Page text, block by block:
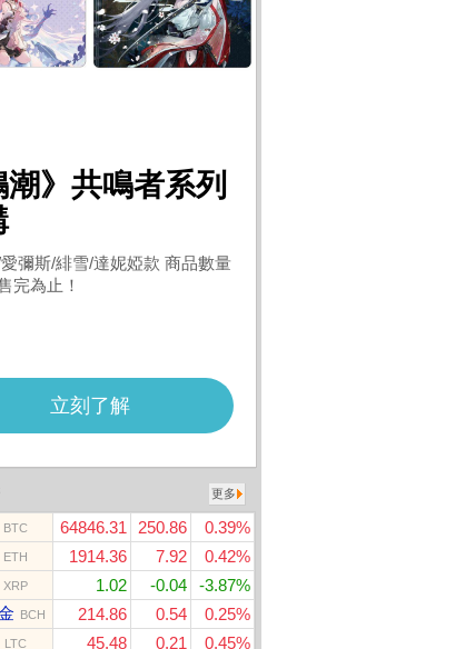
更多
BTC 64846.31 250.86
0.39%
ETH 1914.36 7.92
0.42%
XRP 1.02 -0.04
-3.87%
BCH 214.86 0.54
0.25%
LTC 45.48 0.21
0.45%